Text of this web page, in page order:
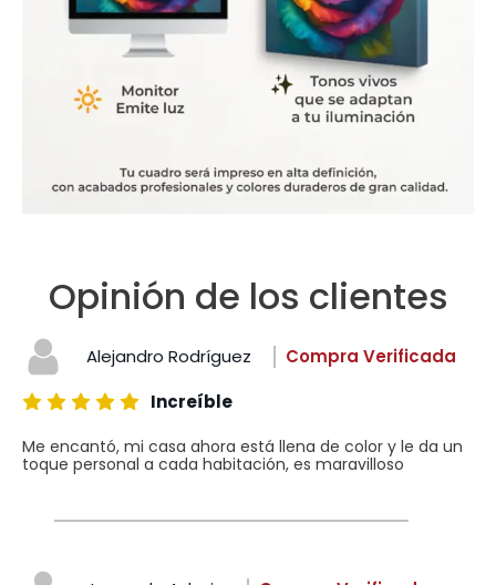
Opinión de los clientes
Alejandro Rodríguez
Compra Verificada
Increíble
Me encantó, mi casa ahora está llena de color y le da un
toque personal a cada habitación, es maravilloso